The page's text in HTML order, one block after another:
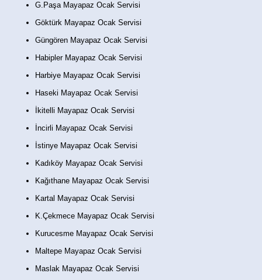
G.Paşa Mayapaz Ocak Servisi
Göktürk Mayapaz Ocak Servisi
Güngören Mayapaz Ocak Servisi
Habipler Mayapaz Ocak Servisi
Harbiye Mayapaz Ocak Servisi
Haseki Mayapaz Ocak Servisi
İkitelli Mayapaz Ocak Servisi
İncirli Mayapaz Ocak Servisi
İstinye Mayapaz Ocak Servisi
Kadıköy Mayapaz Ocak Servisi
Kağıthane Mayapaz Ocak Servisi
Kartal Mayapaz Ocak Servisi
K.Çekmece Mayapaz Ocak Servisi
Kurucesme Mayapaz Ocak Servisi
Maltepe Mayapaz Ocak Servisi
Maslak Mayapaz Ocak Servisi